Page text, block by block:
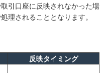
引口座に反映されなかった場
理されることとなります。
反映タイミング